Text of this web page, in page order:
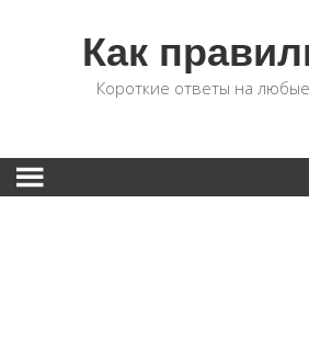
Как
Короткие ответы на